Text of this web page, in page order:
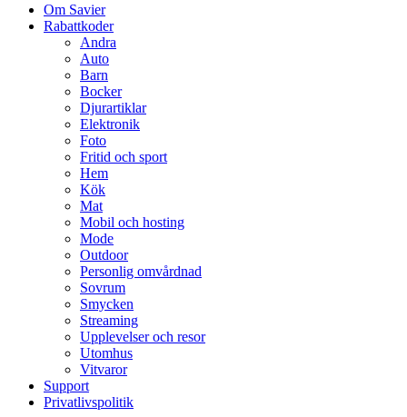
Om Savier
Rabattkoder
Andra
Auto
Barn
Bocker
Djurartiklar
Elektronik
Foto
Fritid och sport
Hem
Kök
Mat
Mobil och hosting
Mode
Outdoor
Personlig omvårdnad
Sovrum
Smycken
Streaming
Upplevelser och resor
Utomhus
Vitvaror
Support
Privatlivspolitik